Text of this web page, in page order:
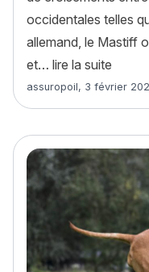
occidentales telles
allemand, le Mastiff
et… lire la suite
Article rédigé par
assuropoil, 3 février